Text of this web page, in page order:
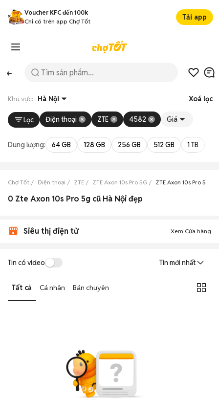
Voucher KFC đến 100k
Chỉ có trên app Chợ Tốt
Tải app
Khu vực: Hà Nội Xoá lọc
Lọc Điện thoại ZTE 4582 Giá
Dung lượng: 64 GB 128 GB 256 GB 512 GB 1 TB
Chợ Tốt Điện thoại ZTE ZTE Axon 10s Pro 5G ZTE Axon 10s Pro 5G
0 Zte Axon 10s Pro 5g cũ Hà Nội đẹp
Siêu thị điện tử Xem Cửa hàng
Tin có video Tin mới nhất
Tất cả Cá nhân Bán chuyên